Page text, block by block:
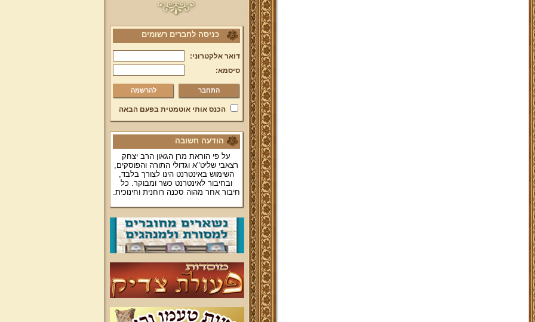
כניסה לחברים רשומים
דואר אלקטרוני:
סיסמא:
להרשמה
הכנס אותי אוטמטית בפעם הבאה
הודעה חשובה
על פי הוראת מרן הגאון הרב יצחק
רצאבי שליט"א וגדולי התורה והפוסקים,
השימוש באינטרנט הינו לצורך בלבד,
ובחיבור לאינטרנט כשר ומבוקר. כל
חיבור אחר מהוה סכנה רוחנית וחינוכית.